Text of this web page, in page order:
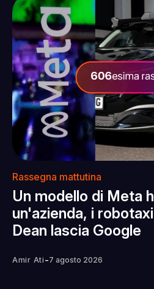
Rassegna mattutina
Un modello di Meta
un'azienda, i
Dean lascia Google
Amir Ati -7 agosto 2026